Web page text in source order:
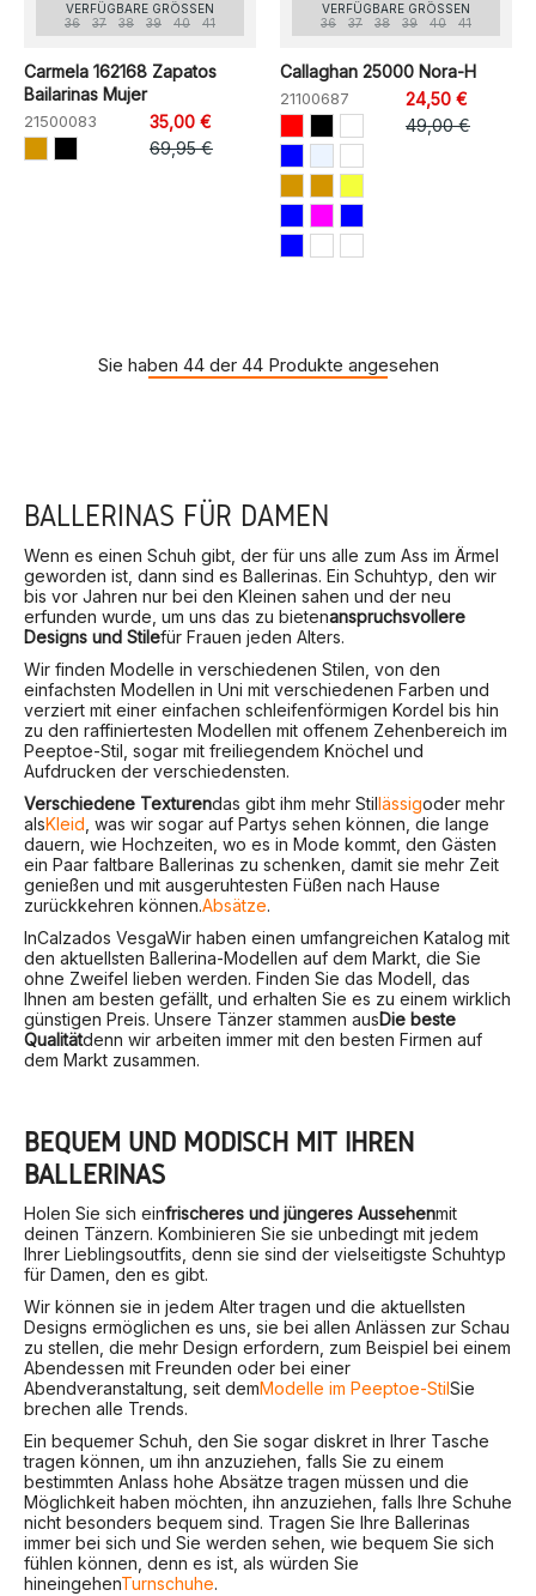
VERFÜGBARE GRÖSSEN
36
37 38 39 40 41
Carmela 162168 Zapatos
Bailarinas Mujer
21500083
35,00 €
69,95 €
VERFÜGBARE GRÖSSEN
36
37 38 39 40 41
Callaghan 25000 Nora-H
21100687
24,50 €
49,00 €
Sie haben 44 der 44 Produkte angesehen
BALLERINAS FÜR DAMEN
Wenn es einen Schuh gibt, der für uns alle zum Ass im Ärmel
geworden ist, dann sind es Ballerinas. Ein Schuhtyp, den wir
bis vor Jahren nur bei den Kleinen sahen und der neu
erfunden wurde, um uns das zu bietenanspruchsvollere
Designs und Stilefür Frauen jeden Alters.
Wir finden Modelle in verschiedenen Stilen, von den
einfachsten Modellen in Uni mit verschiedenen Farben und
verziert mit einer einfachen schleifenförmigen Kordel bis hin
zu den raffiniertesten Modellen mit offenem Zehenbereich im
Peeptoe-Stil, sogar mit freiliegendem Knöchel und
Aufdrucken der verschiedensten.
Verschiedene Texturendas gibt ihm mehr Stillässigoder mehr
alsKleid, was wir sogar auf Partys sehen können, die lange
dauern, wie Hochzeiten, wo es in Mode kommt, den Gästen
ein Paar faltbare Ballerinas zu schenken, damit sie mehr Zeit
genießen und mit ausgeruhtesten Füßen nach Hause
zurückkehren können.Absätze.
InCalzados VesgaWir haben einen umfangreichen Katalog mit
den aktuellsten Ballerina-Modellen auf dem Markt, die Sie
ohne Zweifel lieben werden. Finden Sie das Modell, das
Ihnen am besten gefällt, und erhalten Sie es zu einem wirklich
günstigen Preis. Unsere Tänzer stammen ausDie beste
Qualitätdenn wir arbeiten immer mit den besten Firmen auf
dem Markt zusammen.
BEQUEM UND MODISCH MIT IHREN
BALLERINAS
Holen Sie sich einfrischeres und jüngeres Aussehenmit
deinen Tänzern. Kombinieren Sie sie unbedingt mit jedem
Ihrer Lieblingsoutfits, denn sie sind der vielseitigste Schuhtyp
für Damen, den es gibt.
Wir können sie in jedem Alter tragen und die aktuellsten
Designs ermöglichen es uns, sie bei allen Anlässen zur Schau
zu stellen, die mehr Design erfordern, zum Beispiel bei einem
Abendessen mit Freunden oder bei einer
Abendveranstaltung, seit demModelle im Peeptoe-StilSie
brechen alle Trends.
Ein bequemer Schuh, den Sie sogar diskret in Ihrer Tasche
tragen können, um ihn anzuziehen, falls Sie zu einem
bestimmten Anlass hohe Absätze tragen müssen und die
Möglichkeit haben möchten, ihn anzuziehen, falls Ihre Schuhe
nicht besonders bequem sind. Tragen Sie Ihre Ballerinas
immer bei sich und Sie werden sehen, wie bequem Sie sich
fühlen können, denn es ist, als würden Sie
hineingehenTurnschuhe.